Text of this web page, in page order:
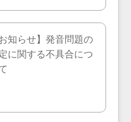
お知らせ】発音問題の
に関する不具合につ